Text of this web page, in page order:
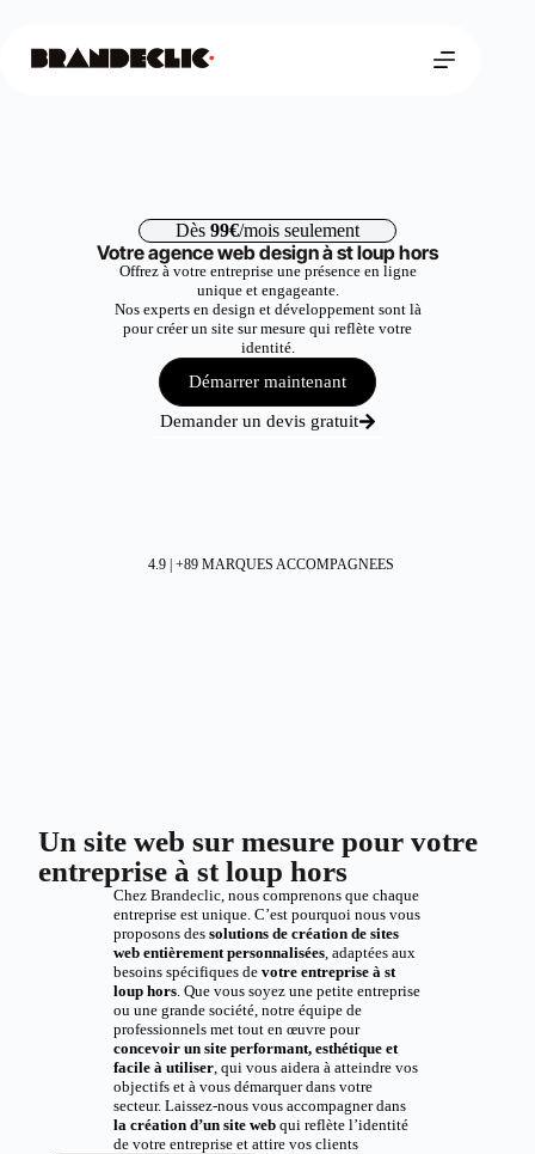
Dès 99€/mois seulement
Votre agence web design à st loup hors
Offrez à votre entreprise une présence en ligne
unique et engageante.
Nos experts en design et développement sont là
pour créer un site sur mesure qui reflète votre
identité.
Démarrer maintenant
Demander un devis gratuit
4.9 | +89 MARQUES ACCOMPAGNEES
Un site web sur mesure pour votre
entreprise à st loup hors
Chez Brandeclic, nous comprenons que chaque
entreprise est unique. C’est pourquoi nous vous
proposons des solutions de création de sites
web entièrement personnalisées, adaptées aux
besoins spécifiques de votre entreprise à st
loup hors. Que vous soyez une petite entreprise
ou une grande société, notre équipe de
professionnels met tout en œuvre pour
concevoir un site performant, esthétique et
facile à utiliser, qui vous aidera à atteindre vos
objectifs et à vous démarquer dans votre
secteur. Laissez-nous vous accompagner dans
la création d’un site webqui reflète l’identité
de votre entreprise et attire vos clients